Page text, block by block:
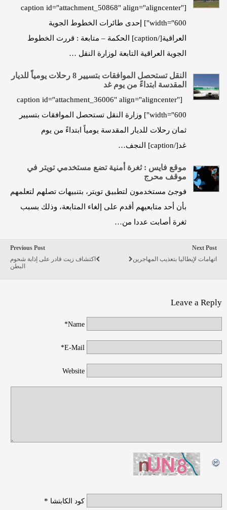
[caption id="attachment_50868" align="aligncenter"
width="600"] إحدى طائرات الخطوط الجوية
العراقية[/caption] الحكمة – متابعة : قررت الخطوط
الجوية العراقية التابعة لوزارة النقل …
النقل تستحصل الموافقات بتسيير 8 رحلات يومياً للديار
المقدسة ابتداءً من يوم غد
[caption id="attachment_36006" align="aligncenter"
width="600"] وزارة النقل تستحصل الموافقات بتسيير
ثمان رحلات للديار المقدسة يومياً ابتداءً من يوم
غد[/caption] النجف…
موقع فايس : ثغرة أمنية تضع مستخدمي تويتر في
موقف محرج
فوجئ مستخدمون لتطبيق تويتر، بتنبيهات تصلهم لتعلمهم
بأن أحد متابعيهم أقدم على إلغاء المتابعة، وذلك بسبب
ثغرة أصابت عددا من…
Previous Post
اكتشاف زيت قادر على إذابة شحوم
البطن
Next Post
اتهامات لإيطاليا بتعذيب المهاجرين
Leave a Reply
Name*
E-Mail*
Website
كود الكابتشا *